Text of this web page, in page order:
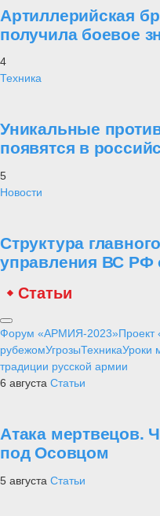
Артиллерийская
получила боевое
4
Техника
Уникальные
появятся в
5
Новости
Структура
управления ВС РФ
Статьи
Форум «АРМИЯ-2023»Проект
рубежомУгрозыТехникаУроки
традиции русской армии
6 августа Статьи
Атака мертвецов.
под Осовцом
5 августа Статьи